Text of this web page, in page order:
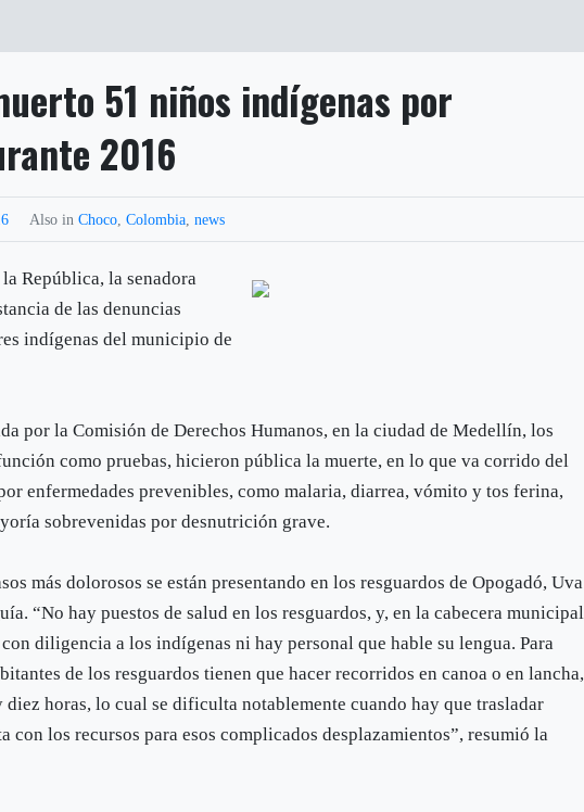
51 niños indígenas por
2016
Also inChoco ,Colombia ,news
República, la senadora
de las denuncias
indígenas del municipio de
por la Comisión de Derechos Humanos, en la ciudad de Medellín, los
como pruebas, hicieron pública la muerte, en lo que va corrido del
enfermedades prevenibles, como malaria, diarrea, vómito y tos ferina,
sobrevenidas por desnutrición grave.
más dolorosos se están presentando en los resguardos de Opogadó, Uva
“No hay puestos de salud en los resguardos, y, en la cabecera
diligencia a los indígenas ni hay personal que hable su lengua. Para
de los resguardos tienen que hacer recorridos en canoa o en lancha,
diez horas, lo cual se dificulta notablemente cuando hay que trasladar
con los recursos para esos complicados desplazamientos”, resumió la